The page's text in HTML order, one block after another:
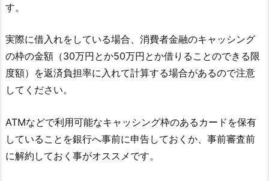
す。
実際に借入れをしている場合、消費者金融のキャッシング
の枠の金額（30万円とか50万円とか借りることのできる限
度額）を返済負担率に入れて計算する場合があるので注意
してください。
ATMなどで利用可能なキャッシング枠のあるカードを保有
していることを銀行へ事前に申告しておくか、事前審査前
に解約しておく事がオススメです。